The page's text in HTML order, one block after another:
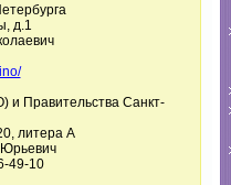
д.1
и Правительства Санкт-
литера А
49-10